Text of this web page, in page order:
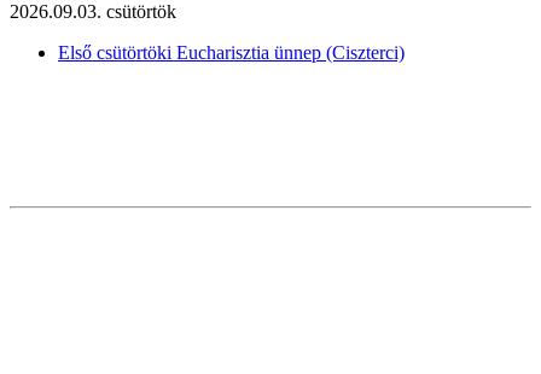
2026.09.03. csütörtök
Első csütörtöki Eucharisztia ünnep (Ciszterci)